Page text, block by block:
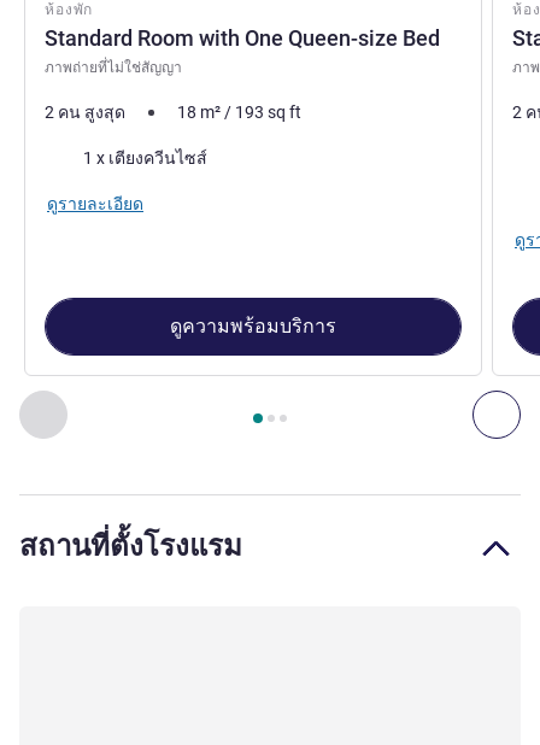
ก่อนหน้า - ห้องพัก ถั
หน้า1 , ห้องพัก 1 : Standard Room with One Queen-
ห้องพัก
Standard Room with One Queen-size Bed
ภาพถ่ายที่ไม่ใช่สัญญา
2 คน สูงสุด 18 m²/ 193 sq ft
เครื่องนอน
1 x เตียงควีนไซส์
ดูรายละเอียด
ดูความพร้อมบริการ
ห้อ
ภา
2
ดูร
สถานที่ตั้งโรงแรม